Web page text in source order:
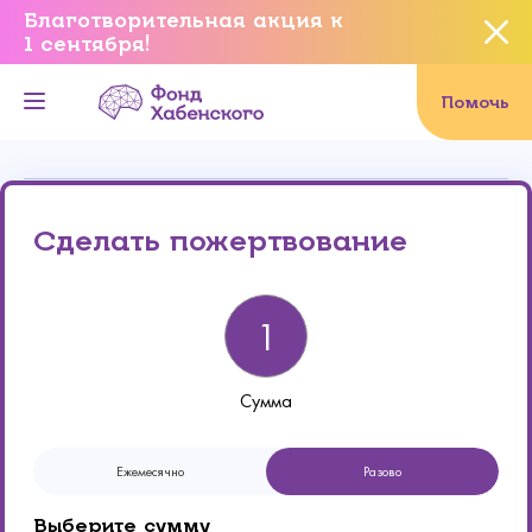
Благотворительная акция к
1 сентября!
Помочь
Сделать пожертвование
Сумма
Ежемесячно Разово
Выберите сумму
Вы уверены, что хотите
завершить данное событие?